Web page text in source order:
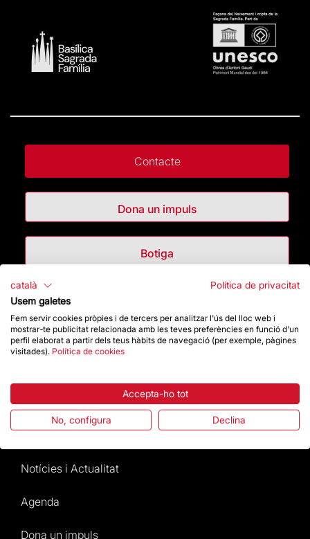
Contacte
Dona un impuls
Botiga
Destacats
La Fundació
Atenció al Visitant
Normativa i condicions de compra
Notícies i Actualitat
Agenda
Dona un impuls
català
Política de privacitat
Usem galetes
Fem servir cookies pròpies i de tercers per analitzar l'ús del lloc web i
mostrar-te publicitat relacionada amb les teves preferències en funció d'un
perfil elaborat a partir dels teus hàbits de navegació (per exemple, pàgines
visitades). Política de cookies
Accepta-ho tot
No, configura Declina